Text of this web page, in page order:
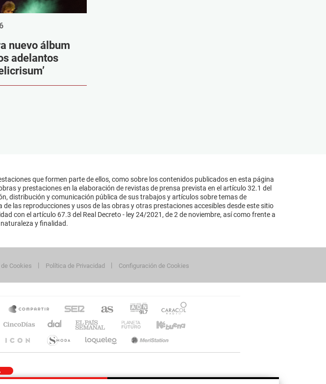
nuevo álbum
adelantos
que formen parte de ellos, como sobre los contenidos publicados en esta página
y prestaciones en la elaboración de revistas de prensa prevista en el artículo 32.1 del
distribución y comunicación pública de sus trabajos y artículos sobre temas de
las reproducciones y usos de las obras y otras prestaciones accesibles desde este sitio
con el artículo 67.3 del Real Decreto - ley 24/2021, de 2 de noviembre, así como frente a
y finalidad.
Cookies Política de Privacidad Configuración de Cookies